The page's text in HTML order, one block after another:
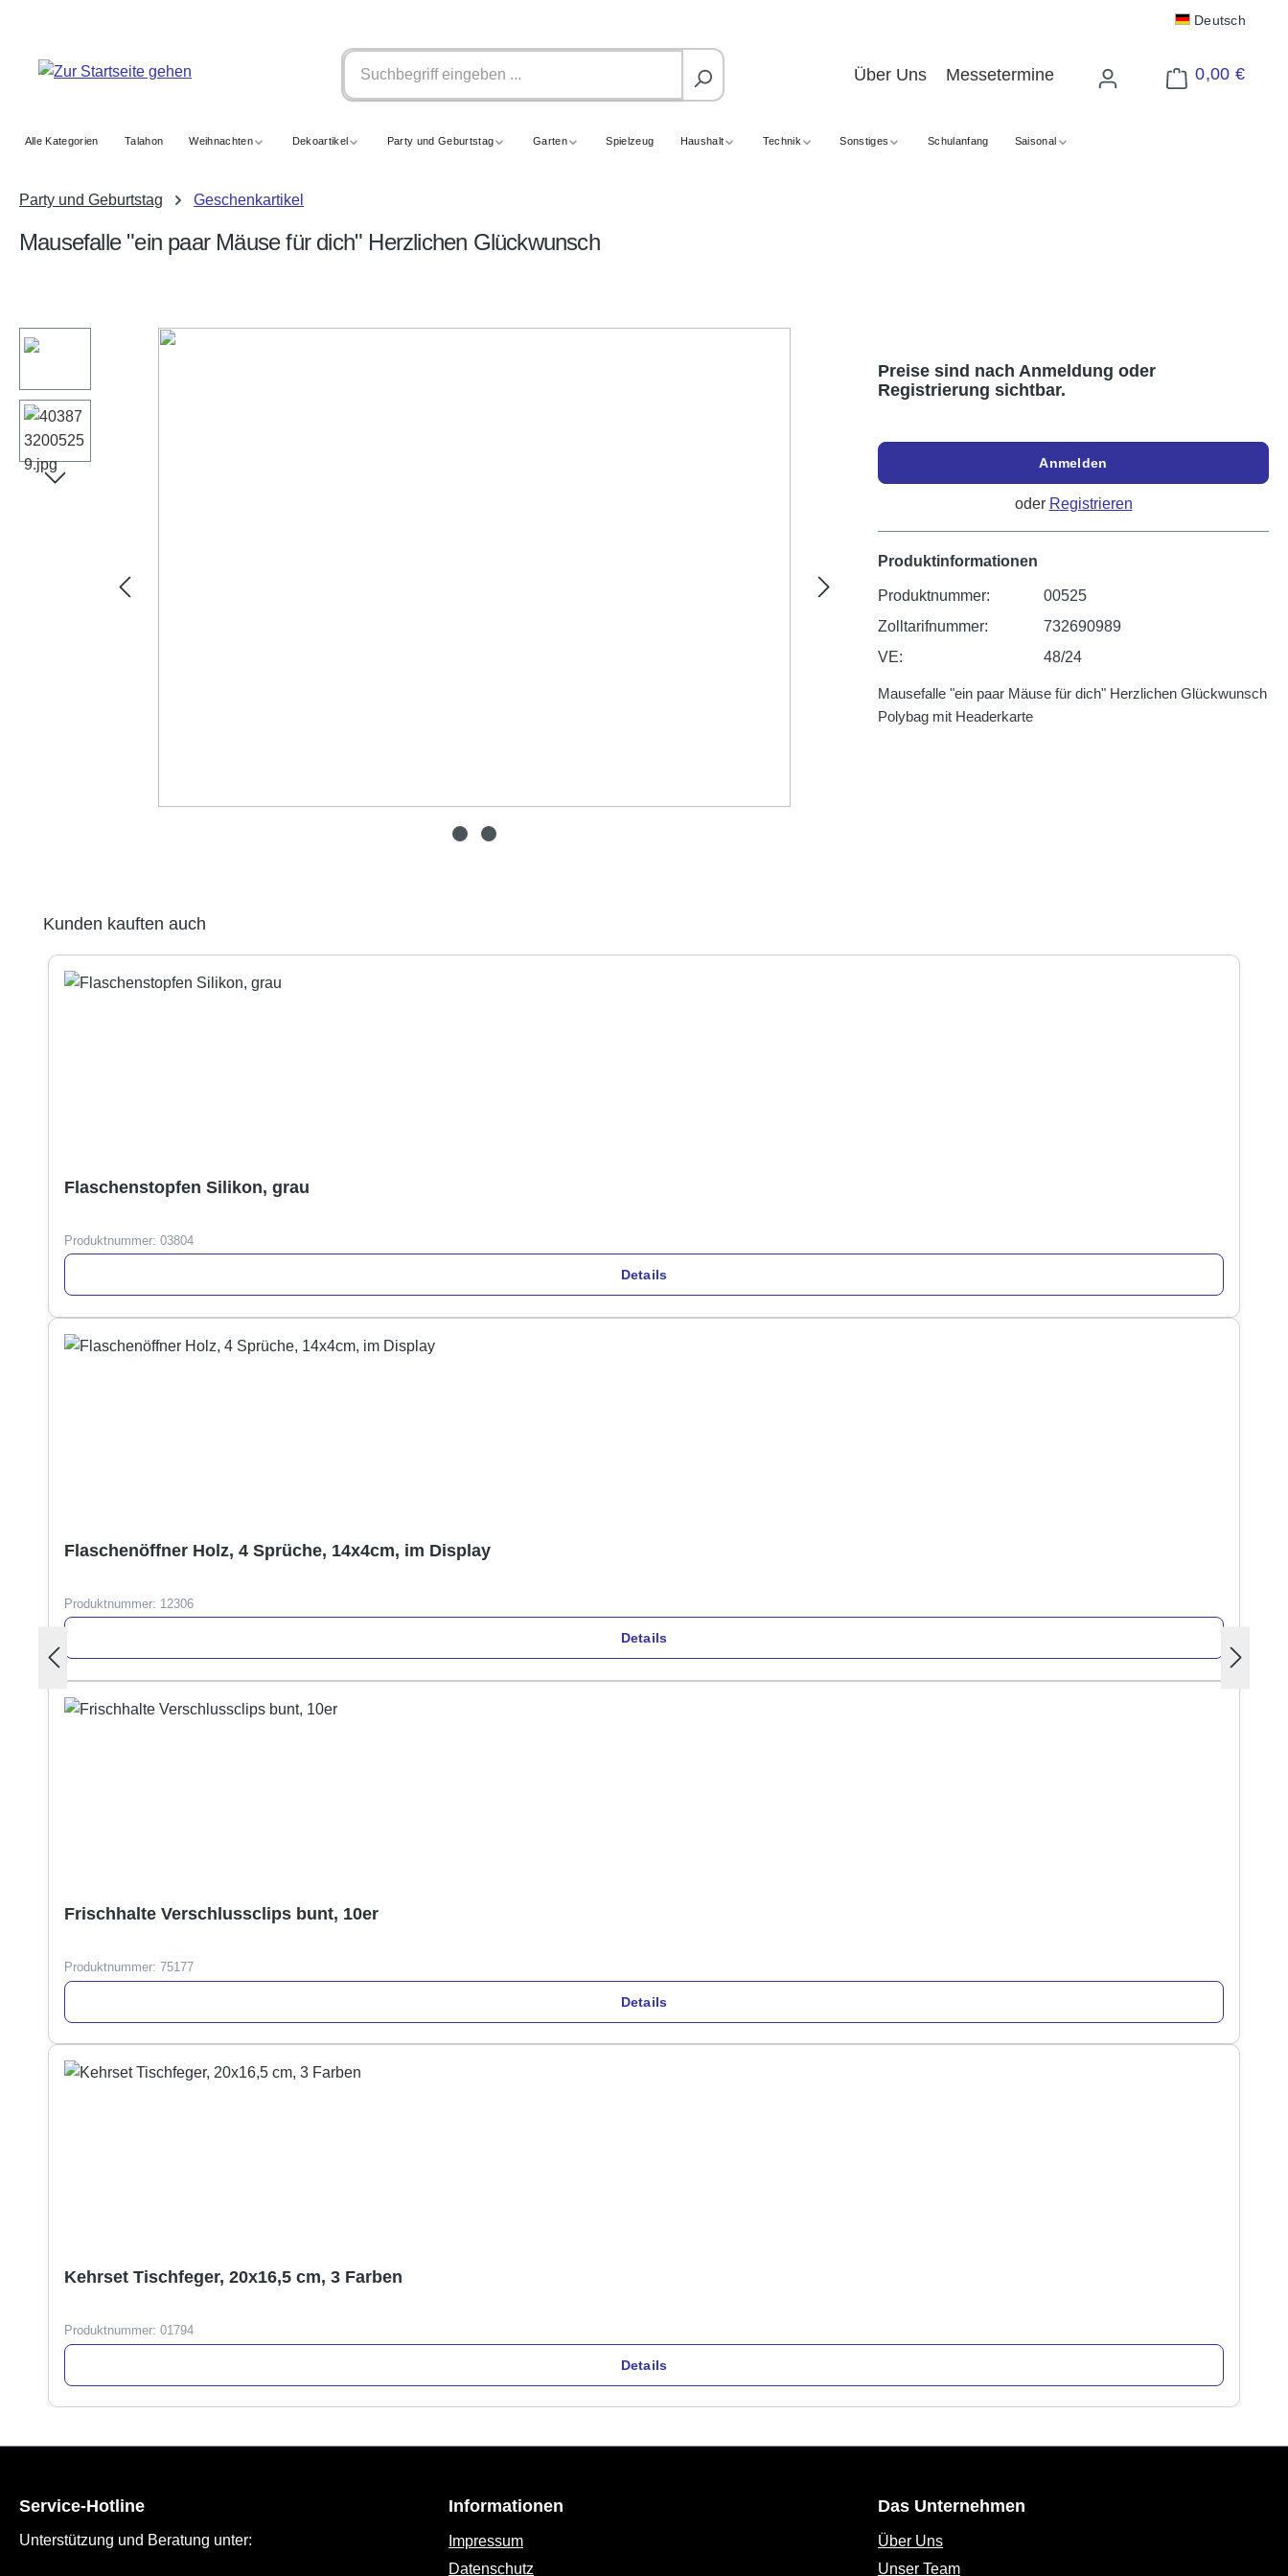
Deutsch
Über Uns Messetermine 0,00 €
Warenkorb enthält
Alle Kategorien Talahon Weihnachten Dekoartikel Party und Geburtstag Garten Spielzeug Haushalt Technik Sonstiges Schulanfang Saisonal
Party und Geburtstag Geschenkartikel
Mausefalle "ein paar Mäuse für dich" Herzlichen Glückwunsch
Bildergalerie überspringen
Preise sind nach Anmeldung oder
Registrierung sichtbar.
Anmelden
oder Registrieren
Produktinformationen
Produktnummer:
00525
Zolltarifnummer:
732690989
VE:
48/24
Mausefalle "ein paar Mäuse für dich" Herzlichen Glückwunsch
Polybag mit Headerkarte
Produktgalerie überspringen
Kunden kauften auch
Flaschenstopfen Silikon, grau
Produktnummer: 03804
Details
Flaschenöffner Holz, 4 Sprüche, 14x4cm, im Display
Produktnummer: 12306
Details
Frischhalte Verschlussclips bunt, 10er
Produktnummer: 75177
Details
Kehrset Tischfeger, 20x16,5 cm, 3 Farben
Produktnummer: 01794
Details
Service-Hotline
Unterstützung und Beratung unter:
Informationen
Impressum
Datenschutz
Das Unternehmen
Über Uns
Unser Team